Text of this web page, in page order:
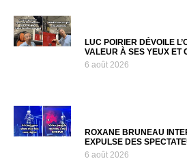
LUC POIRIER DÉVOILE
VALEUR À SES YEUX ET
6 août 2026
ROXANE BRUNEAU
EXPULSE DES
6 août 2026